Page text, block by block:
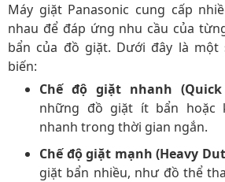
Máy giặt Panasonic cung cấp
nhau để đáp ứng nhu cầu của
bẩn của đồ giặt. Dưới đây là
biến:
Chế độ giặt nhanh (Quick
những đồ giặt ít bẩn hoặc
nhanh trong thời gian ngắn.
Chế độ giặt mạnh (Heavy
giặt bẩn nhiều, như đồ thể